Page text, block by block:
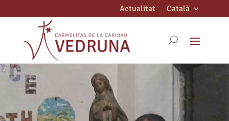
Actualitat Català